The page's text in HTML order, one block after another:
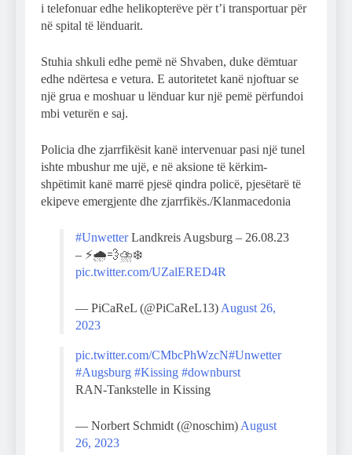
i telefonuar edhe helikopterëve për t’i transportuar për
në spital të lënduarit.
Stuhia shkuli edhe pemë në Shvaben, duke dëmtuar
edhe ndërtesa e vetura. E autoritetet kanë njoftuar se
një grua e moshuar u lënduar kur një pemë përfundoi
mbi veturën e saj.
Policia dhe zjarrfikësit kanë intervenuar pasi një tunel
ishte mbushur me ujë, e në aksione të kërkim-
shpëtimit kanë marrë pjesë qindra policë, pjesëtarë të
ekipeve emergjente dhe zjarrfikës./Klanmacedonia
#UnwetterLandkreis Augsburg – 26.08.23
– ⚡️🌧️💨⛈️❄️
pic.twitter.com/UZalERED4R
— PiCaReL (@PiCaReL13) August 26,
2023
pic.twitter.com/CMbcPhWzcN#Unwetter
#Augsburg #Kissing #downburst
RAN-Tankstelle in Kissing
— Norbert Schmidt (@noschim) August
26, 2023